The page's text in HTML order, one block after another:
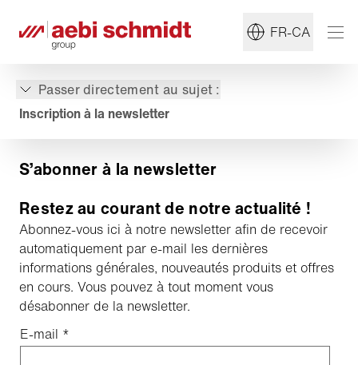
FR-CA
Passer directement au sujet :
Inscription à la newsletter
S’abonner à la newsletter
Restez au courant de notre actualité !
Abonnez-vous ici à notre newsletter afin de recevoir
automatiquement par e-mail les dernières
informations générales, nouveautés produits et offres
en cours. Vous pouvez à tout moment vous
désabonner de la newsletter.
E-mail *